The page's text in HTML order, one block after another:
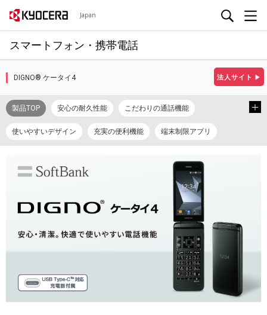
Japan
スマートフォン・携帯電話
法人サイト ▶
DIGNO® ケータイ4
製品TOP 安心の耐久性能 こだわりの通話機能
使いやすいデザイン 充実の便利機能 端末制限アプリ